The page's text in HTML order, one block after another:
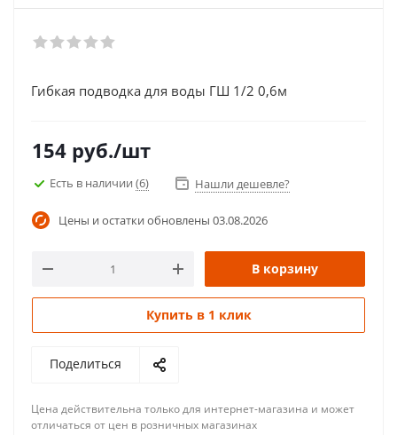
Гибкая подводка для воды ГШ 1/2 0,6м
154 руб./шт
Есть в наличии (6) Нашли дешевле?
Цены и остатки обновлены 03.08.2026
В корзину
Купить в 1 клик
Поделиться
Цена действительна только для интернет-магазина и может
отличаться от цен в розничных магазинах